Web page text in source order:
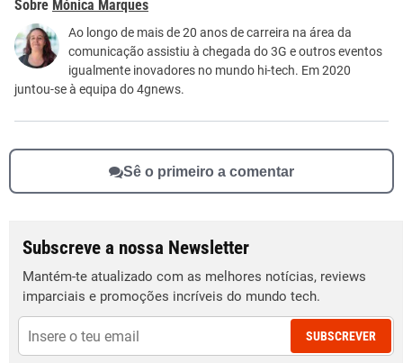
Este conteúdo não tem a informação que procuro
Outro
Mónica Marques
Ao longo de mais de 20 anos de carreira na área da
comunicação assistiu à chegada do 3G e outros eventos
igualmente inovadores no mundo hi-tech. Em 2020
juntou-se à equipa do 4gnews.
Sê o primeiro a comentar
Subscreve a nossa Newsletter
Mantém-te atualizado com as melhores notícias, reviews
imparciais e promoções incríveis do mundo tech.
SUBSCREVER